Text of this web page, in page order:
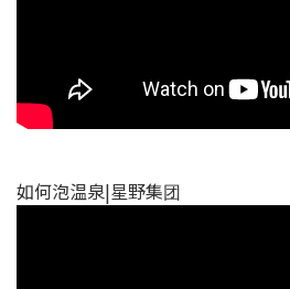
如何泡温泉|星野集团